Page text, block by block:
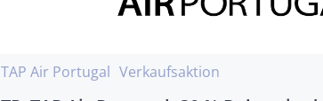
TAP Air Portugal Verkaufsaktion